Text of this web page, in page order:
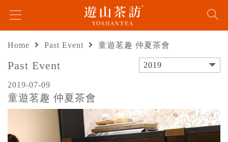
Home Past Event 童遊茗趣 仲夏茶會
Past Event 2019
2019-07-09
童遊茗趣 仲夏茶會